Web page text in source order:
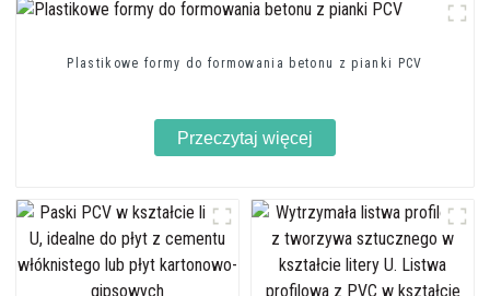
Plastikowe formy do formowania betonu z pianki PCV
Przeczytaj więcej